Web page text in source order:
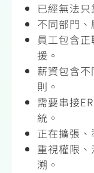
已經無法
不同部門、
員工包含
援。
薪資包含
則。
需要串接
統。
正在擴張、
重視權限
溯。